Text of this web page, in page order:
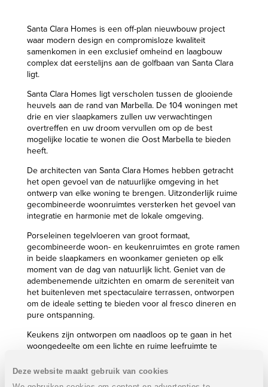
Deze website maakt gebruik van cookies
Santa Clara Homes is een off-plan nieuwbouw project
waar modern design en compromisloze kwaliteit
samenkomen in een exclusief omheind en laagbouw
complex dat eerstelijns aan de golfbaan van Santa Clara
ligt.
Santa Clara Homes ligt verscholen tussen de glooiende
heuvels aan de rand van Marbella. De 104 woningen met
drie en vier slaapkamers zullen uw verwachtingen
overtreffen en uw droom vervullen om op de best
mogelijke locatie te wonen die Oost Marbella te bieden
heeft.
De architecten van Santa Clara Homes hebben getracht
het open gevoel van de natuurlijke omgeving in het
ontwerp van elke woning te brengen. Uitzonderlijk ruime
gecombineerde woonruimtes versterken het gevoel van
integratie en harmonie met de lokale omgeving.
Porseleinen tegelvloeren van groot formaat,
gecombineerde woon- en keukenruimtes en grote ramen
in beide slaapkamers en woonkamer genieten op elk
moment van de dag van natuurlijk licht. Geniet van de
adembenemende uitzichten en omarm de sereniteit van
het buitenleven met spectaculaire terrassen, ontworpen
om de ideale setting te bieden voor al fresco dineren en
pure ontspanning.
Keukens zijn ontworpen om naadloos op te gaan in het
woongedeelte om een lichte en ruime leefruimte te
Specificaties weerspiegelen de kwaliteit die u mag